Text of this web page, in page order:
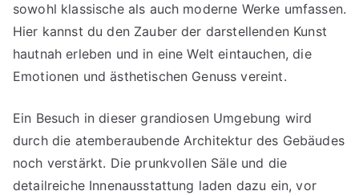
sowohl klassische als auch moderne Werke umfassen.
Hier kannst du den Zauber der darstellenden Kunst
hautnah erleben und in eine Welt eintauchen, die
Emotionen und ästhetischen Genuss vereint.
Ein Besuch in dieser grandiosen Umgebung wird
durch die atemberaubende Architektur des Gebäudes
noch verstärkt. Die prunkvollen Säle und die
detailreiche Innenausstattung laden dazu ein, vor